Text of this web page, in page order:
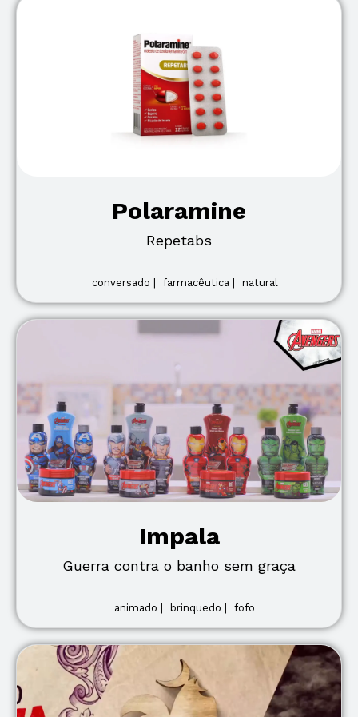
Polaramine
Repetabs
conversado | farmacêutica | natural
Impala
Guerra contra o banho sem graça
animado | brinquedo | fofo